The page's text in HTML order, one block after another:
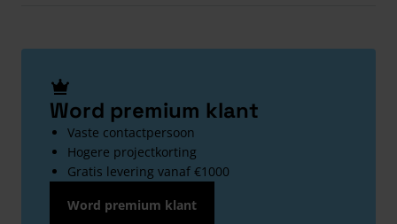
Word premium klant
Vaste contactpersoon
Hogere projectkorting
Gratis levering vanaf €1000
Word premium klant